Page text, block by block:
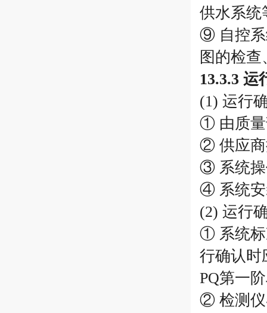
供水系统
⑨ 自控系
图的检
13.3.3 运
(1) 运行
① 由质量
② 供应商
③ 系统操
④ 系统安
(2) 运行
① 系统标
行确认时
PQ第一
② 检测仪